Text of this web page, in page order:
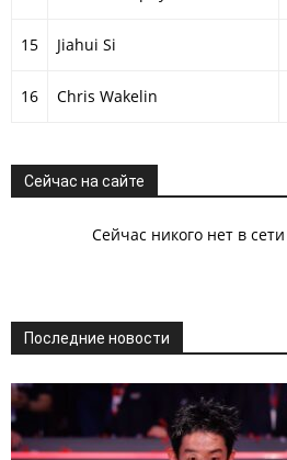
15
Jiahui Si
16
Chris Wakelin
Сейчас на сайте
Сейчас никого нет в сети
Последние новости